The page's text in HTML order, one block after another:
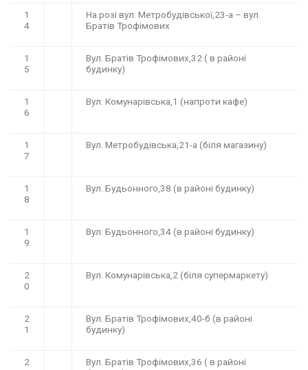
1
4
На розі вул. Метробудівської,23-а – вул.
Братів Трофімових
1
5
Вул. Братів Трофімових,32 ( в районі
будинку)
1
6
Вул. Комунарівська,1 (напроти кафе)
1
7
Вул. Метробудівська,21-а (біля магазину)
1
8
Вул. Будьонного,38 (в районі будинку)
1
9
Вул. Будьонного,34 (в районі будинку)
2
0
Вул. Комунарівська,2 (біля супермаркету)
2
1
Вул. Братів Трофімових,40-б (в районі
будинку)
2
Вул. Братів Трофімових,36 ( в районі